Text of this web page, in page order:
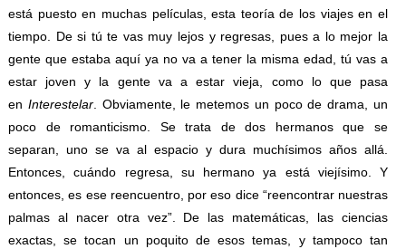
está puesto en muchas películas, esta teoría de los viajes en el
tiempo. De si tú te vas muy lejos y regresas, pues a lo mejor la
gente que estaba aquí ya no va a tener la misma edad, tú vas a
estar joven y la gente va a estar vieja, como lo que pasa
en Interestelar. Obviamente, le metemos un poco de drama, un
poco de romanticismo. Se trata de dos hermanos que se
separan, uno se va al espacio y dura muchísimos años allá.
Entonces, cuándo regresa, su hermano ya está viejísimo. Y
entonces, es ese reencuentro, por eso dice “reencontrar nuestras
palmas al nacer otra vez”. De las matemáticas, las ciencias
exactas, se tocan un poquito de esos temas, y tampoco tan